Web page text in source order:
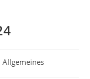
Allgemeines